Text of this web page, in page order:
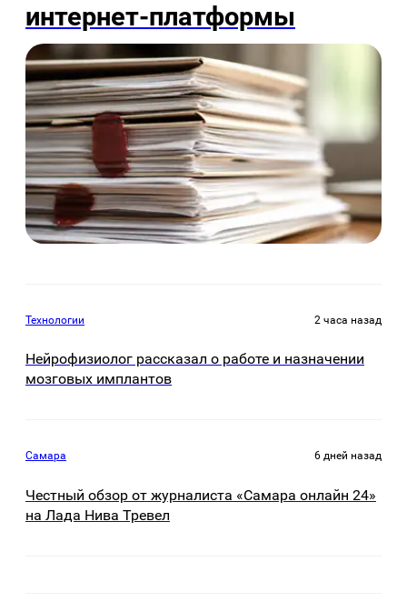
интернет-платформы
Технологии 2 часа назад
Нейрофизиолог рассказал о работе и назначении
мозговых имплантов
Самара 6 дней назад
Честный обзор от журналиста «Самара онлайн 24»
на Лада Нива Тревел